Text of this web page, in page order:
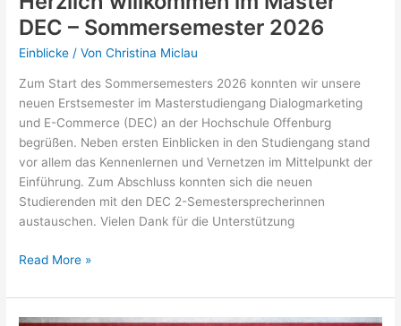
DEC – Sommersemester 2026
Einblicke / VonChristina Miclau
Zum Start des Sommersemesters 2026 konnten wir unsere
neuen Erstsemester im Masterstudiengang Dialogmarketing
und E-Commerce (DEC) an der Hochschule Offenburg
begrüßen. Neben ersten Einblicken in den Studiengang stand
vor allem das Kennenlernen und Vernetzen im Mittelpunkt der
Einführung. Zum Abschluss konnten sich die neuen
Studierenden mit den DEC 2-Semestersprecherinnen
austauschen. Vielen Dank für die Unterstützung
Herzlich
im
Master
Read More »